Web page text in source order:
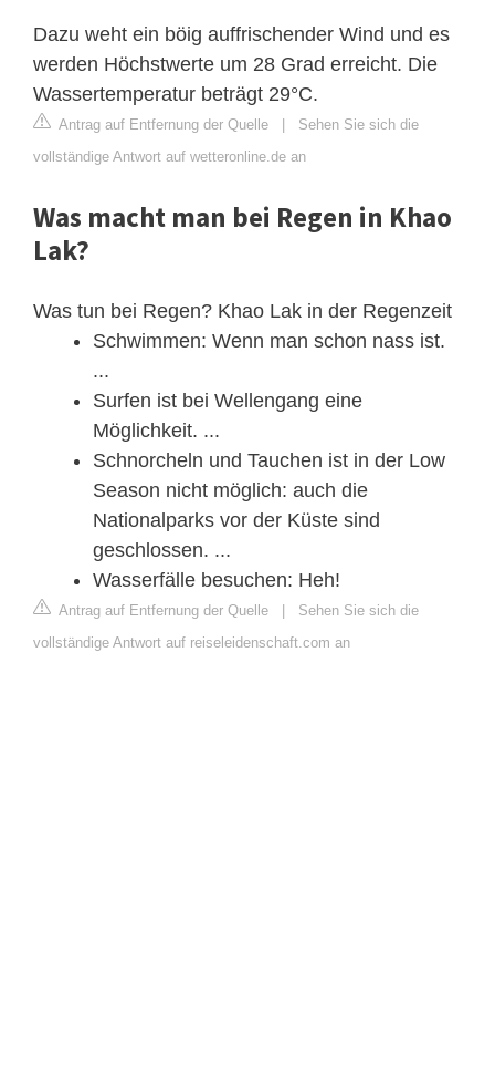
Dazu weht ein böig auffrischender Wind und es
werden Höchstwerte um 28 Grad erreicht. Die
Wassertemperatur beträgt 29°C.
Antrag auf Entfernung der Quelle | Sehen Sie sich die
vollständige Antwort auf wetteronline.de an
Was macht man bei Regen in Khao
Lak?
Was tun bei Regen? Khao Lak in der Regenzeit
Schwimmen: Wenn man schon nass ist.
...
Surfen ist bei Wellengang eine
Möglichkeit. ...
Schnorcheln und Tauchen ist in der Low
Season nicht möglich: auch die
Nationalparks vor der Küste sind
geschlossen. ...
Wasserfälle besuchen: Heh!
Antrag auf Entfernung der Quelle | Sehen Sie sich die
vollständige Antwort auf reiseleidenschaft.com an